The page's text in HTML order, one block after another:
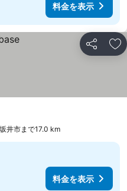
料金を表示
シェア お
井市まで17.0 km
料金を表示